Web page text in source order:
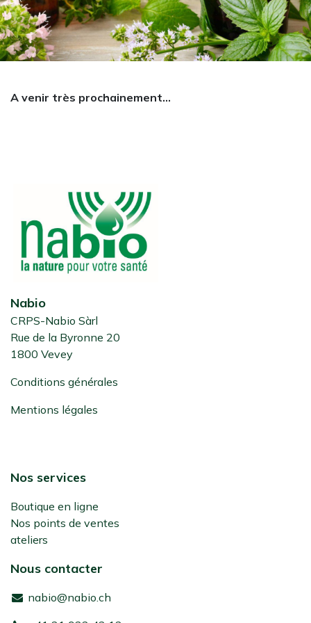
A venir très prochainement...
Nabio
CRPS-Nabio Sàrl
Rue de la Byronne 20
1800 Vevey
Conditions générales
Mentions légales
Nos services
Boutique en ligne
Nos points de ventes
ateliers
Nous contacter
nabio@nabio.ch